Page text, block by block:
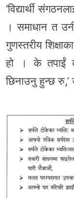
‘विद्यार्थी
। समाधान त
गुणस्तरीय
हो । के तपाईं
छिनाउनु हुन्छ